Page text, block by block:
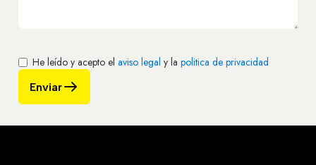
He leído y acepto el aviso legal y la politica de privacidad
Enviar